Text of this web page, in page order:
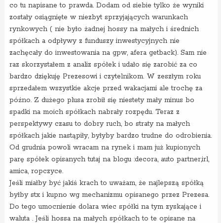
co tu napisane to prawda. Dodam od siebie tylko że wyniki
zostały osiągnięte w niezbyt sprzyjających warunkach
rynkowych ( nie było żadnej hossy na małych i średnich
spółkach a odpływy z funduszy inwestycyjnych nie
zachęcały do inwestowania na gpw, afera getback). Sam nie
raz skorzystałem z analiz spółek i udało się zarobić za co
bardzo dziękuję Prezesowi i czytelnikom. W zeszłym roku
sprzedałem wszystkie akcje przed wakacjami ale trochę za
późno. Z dużego plusa zrobił się niestety mały minus bo
spadki na moich spółkach nabrały rozpędu. Teraz z
perspektywy czasu to dobry ruch, bo straty na małych
spółkach jakie nastąpiły, byłyby bardzo trudne do odrobienia.
Od grudnia powoli wracam na rynek i mam już kupionych
parę spółek opisanych tutaj na blogu :decora, auto partner,irl,
amica, ropczyce.
Jeśli miałby być jakiś krach to uważam, że najlepszą spółką
byłby stx i kupno wg mechanizmu opisanego przez Prezesa.
Do tego umocnienie dolara wiec spółki na tym zyskające i
waluta . Jeśli hossa na małych spółkach to te opisane na